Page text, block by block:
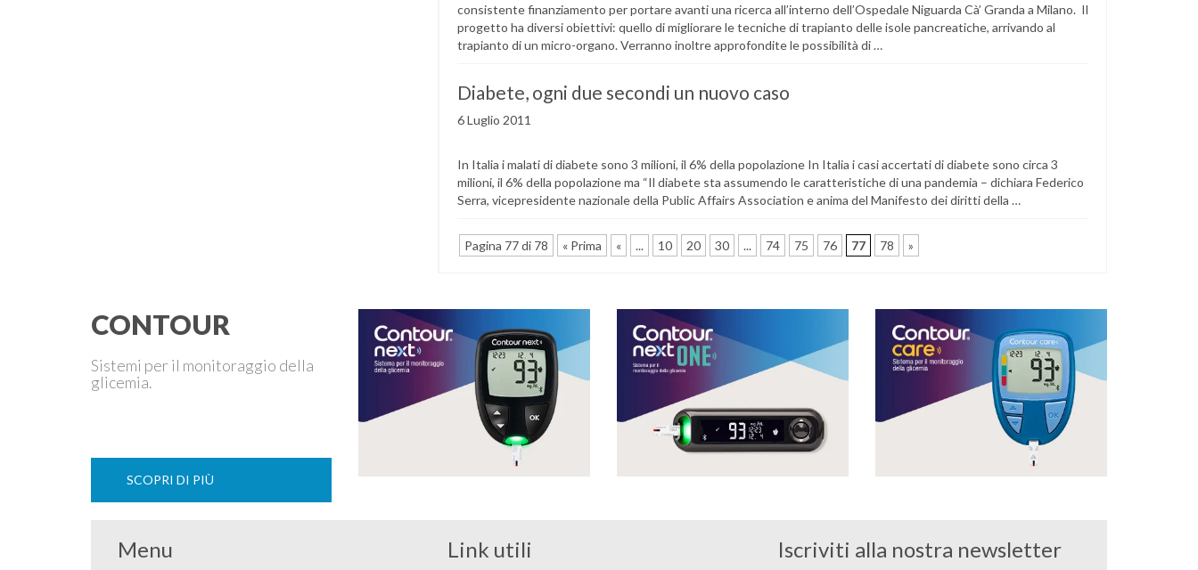
consistente finanziamento per portare avanti una ricerca all’interno dell’Ospedale Niguarda Cà’ Granda a Milano. Il
progetto ha diversi obiettivi: quello di migliorare le tecniche di trapianto delle isole pancreatiche, arrivando al
trapianto di un micro-organo. Verranno inoltre approfondite le possibilità di …
Diabete, ogni due secondi un nuovo caso
6 Luglio 2011
In Italia i malati di diabete sono 3 milioni, il 6% della popolazione In Italia i casi accertati di diabete sono circa 3
milioni, il 6% della popolazione ma “Il diabete sta assumendo le caratteristiche di una pandemia – dichiara Federico
Serra, vicepresidente nazionale della Public Affairs Association e anima del Manifesto dei diritti della …
Pagina 77 di 78 « Prima « ... 10 20 30 ... 74 75 76 77 78 »
CONTOUR
Sistemi per il monitoraggio della
glicemia.
SCOPRI DI PIÙ
Menu Link utili Iscriviti alla nostra newsletter